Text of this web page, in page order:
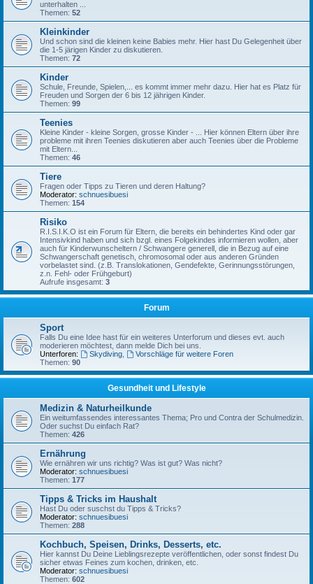
unterhalten ...
Themen: 52
Kleinkinder
Und schon sind die kleinen keine Babies mehr. Hier hast Du Gelegenheit über
die 1-5 järigen Kinder zu diskutieren.
Themen: 72
Kinder
Schule, Freunde, Spielen,... es kommt immer mehr dazu. Hier hat es Platz für
Freuden und Sorgen der 6 bis 12 jährigen Kinder.
Themen: 99
Teenies
Kleine Kinder - kleine Sorgen, grosse Kinder - ... Hier können Eltern über ihre
probleme mit ihren Teenies diskutieren aber auch Teenies über die Probleme
mit Eltern...
Themen: 46
Tiere
Fragen oder Tipps zu Tieren und deren Haltung?
Moderator: schnuesibuesi
Themen: 154
Risiko
R.I.S.I.K.O ist ein Forum für Eltern, die bereits ein behindertes Kind oder gar
Intensivkind haben und sich bzgl. eines Folgekindes informieren wollen, aber
auch für Kinderwunscheltern / Schwangere generell, die in Bezug auf eine
Schwangerschaft genetisch, chromosomal oder aus anderen Gründen
vorbelastet sind. (z.B. Translokationen, Gendefekte, Gerinnungsstörungen,
z.n. Fehl- oder Frühgeburt)
Aufrufe insgesamt: 3
Forum
Sport
Falls Du eine Idee hast für ein weiteres Unterforum und dieses evt. auch
moderieren möchtest, dann melde Dich bei uns.
Unterforen:
Skydiving,
Vorschläge für weitere Foren
Themen: 90
Gesundheit und Lifestyle
Medizin & Naturheilkunde
Ein weitumfassendes interessantes Thema; Pro und Contra der Schulmedizin.
Oder suchst Du einfach Rat?
Themen: 426
Ernährung
Wie ernähren wir uns richtig? Was ist gut? Was nicht?
Moderator: schnuesibuesi
Themen: 177
Tipps & Tricks im Haushalt
Hast Du oder suschst du Tipps & Tricks?
Moderator: schnuesibuesi
Themen: 288
Kochbuch, Speisen, Drinks, Desserts, etc.
Hier kannst Du Deine Lieblingsrezepte veröffentlichen, oder sonst findest Du
sicher etwas Feines zum kochen, drinken, etc.
Moderator: schnuesibuesi
Themen: 602